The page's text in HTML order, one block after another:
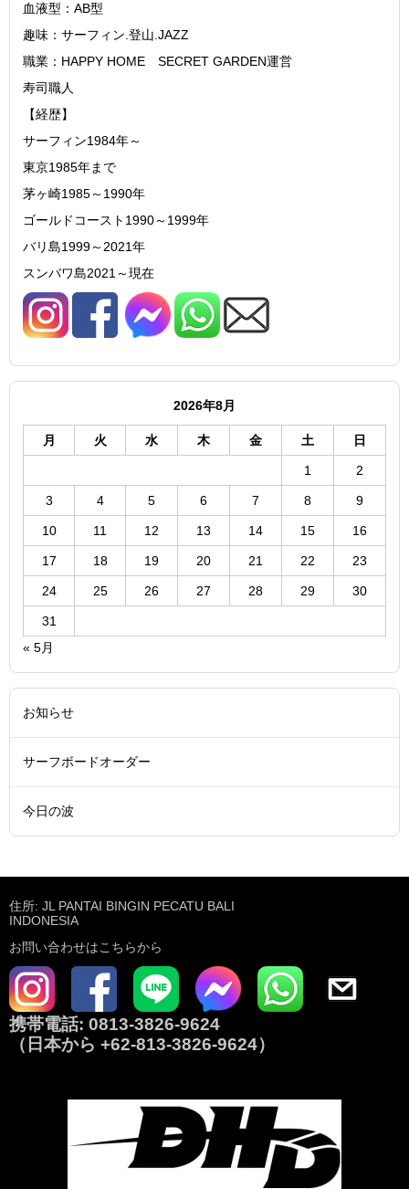
血液型：AB型
趣味：サーフィン.登山.JAZZ
職業：HAPPY HOME SECRET GARDEN運営
寿司職人
【経歴】
サーフィン1984年～
東京1985年まで
茅ヶ崎1985～1990年
ゴールドコースト1990～1999年
バリ島1999～2021年
スンバワ島2021～現在
2026年8月
月 火 水 木 金 土 日
1 2
3 4 5 6 7 8 9
10 11 12 13 14 15 16
17 18 19 20 21 22 23
24 25 26 27 28 29 30
31
« 5月
お知らせ
サーフボードオーダー
今日の波
住所: JL PANTAI BINGIN PECATU BALI
INDONESIA
お問い合わせはこちらから
携帯電話: 0813-3826-9624
（日本から +62-813-3826-9624）